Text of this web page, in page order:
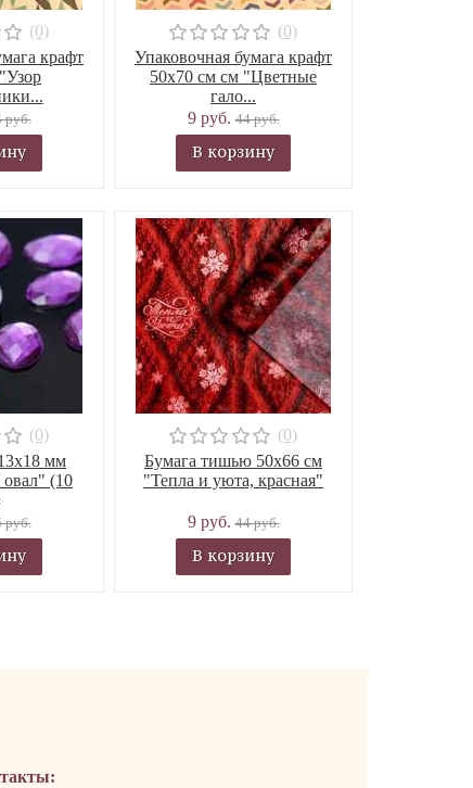
(0)
крафт
руб.
(0)
Упаковочная бумага крафт
50х70 см см "Цветные
гало...
9 руб.44 руб.
В корзину
(0)
мм
(10
руб.
(0)
Бумага тишью 50х66 см
"Тепла и уюта, красная"
9 руб.44 руб.
В корзину